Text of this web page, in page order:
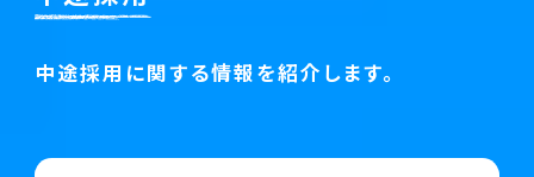
中途採用に関する情報を紹介します。